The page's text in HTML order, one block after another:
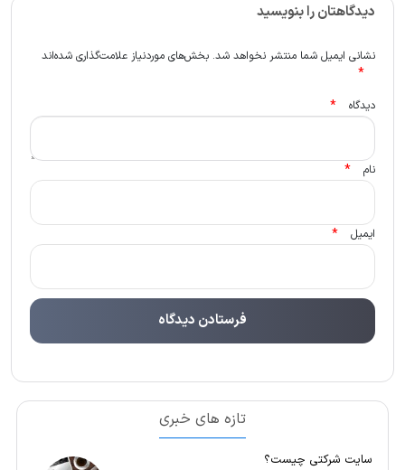
دیدگاهتان را بنویسید
نشانی ایمیل شما منتشر نخواهد شد. بخش‌های موردنیاز علامت‌گذاری شده‌اند
*
دیدگاه *
نام *
ایمیل *
تازه های خبری
سایت شرکتی چیست؟